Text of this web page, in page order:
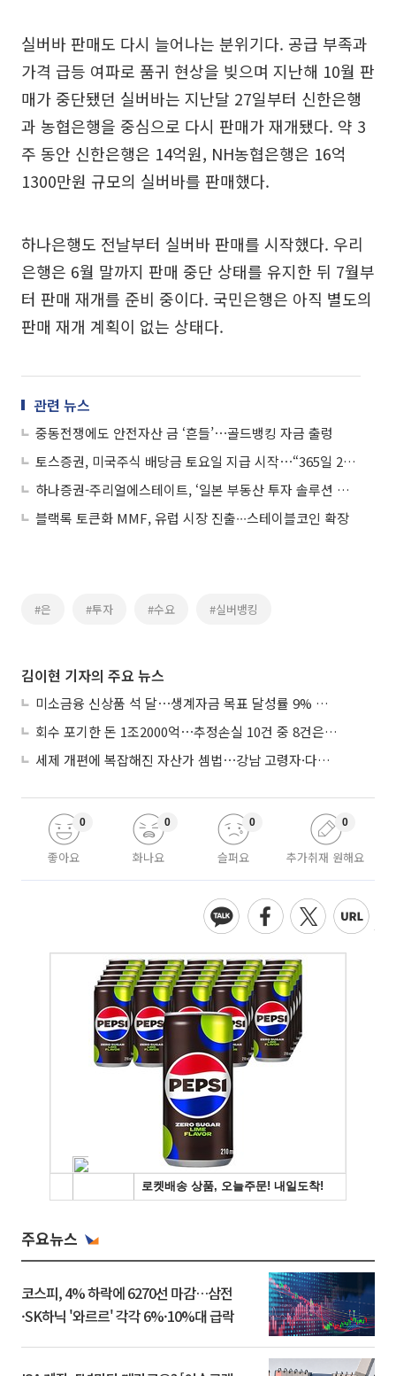
실버바 판매도 다시 늘어나는 분위기다. 공급 부족과
가격 급등 여파로 품귀 현상을 빚으며 지난해 10월 판
매가 중단됐던 실버바는 지난달 27일부터 신한은행
과 농협은행을 중심으로 다시 판매가 재개됐다. 약 3
주 동안 신한은행은 14억원, NH농협은행은 16억
1300만원 규모의 실버바를 판매했다.
하나은행도 전날부터 실버바 판매를 시작했다. 우리
은행은 6월 말까지 판매 중단 상태를 유지한 뒤 7월부
터 판매 재개를 준비 중이다. 국민은행은 아직 별도의
판매 재개 계획이 없는 상태다.
관련 뉴스
중동전쟁에도 안전자산 금 ‘흔들’⋯골드뱅킹 자금 출렁
토스증권, 미국주식 배당금 토요일 지급 시작⋯“365일 24시간 끊김없는 투자”
하나증권-주리얼에스테이트, ‘일본 부동산 투자 솔루션 강화’ MOU 체결
블랙록 토큰화 MMF, 유럽 시장 진출∙∙∙스테이블코인 확장
#은 #투자 #수요 #실버뱅킹
김이현 기자의 주요 뉴스
미소금융 신상품 석 달⋯생계자금 목표 달성률 9% 그쳐
회수 포기한 돈 1조2000억⋯추정손실 10건 중 8건은 기업대출
세제 개편에 복잡해진 자산가 셈법⋯강남 고령자·다주택자 ‘자산재편 고심’
좋아요
0
화나요
0
슬퍼요
0
추가취재 원해요
0
주요뉴스
코스피, 4% 하락에 6270선 마감…삼전
·SK하닉 '와르르' 각각 6%·10%대 급락